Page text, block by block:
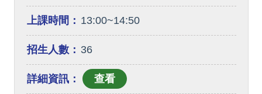
上課時間： 13:00~14:50
招生人數： 36
詳細資訊：